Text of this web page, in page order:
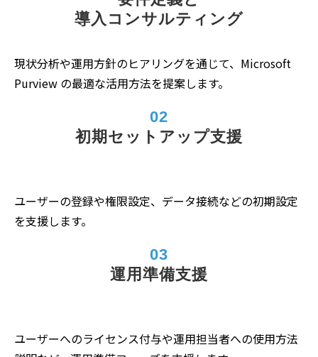
導入コンサルティング
現状分析や運用方針のヒアリングを通じて、Microsoft
Purview の最適な活用方法を提案します。
02
初期セットアップ支援
ユーザーの登録や権限設定、データ接続などの初期設定
を支援します。
03
運用準備支援
ユーザーへのライセンス付与や運用担当者への使用方法